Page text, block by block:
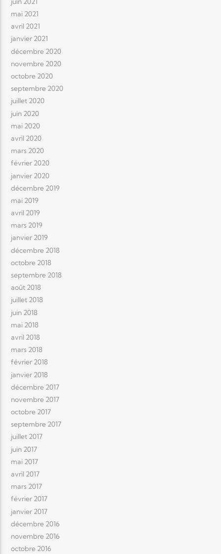
mai 2021
avril 2021
janvier 2021
décembre 2020
novembre 2020
octobre 2020
septembre 2020
juillet 2020
juin 2020
mai 2020
avril 2020
mars 2020
février 2020
janvier 2020
décembre 2019
mai 2019
avril 2019
mars 2019
janvier 2019
décembre 2018
octobre 2018
septembre 2018
août 2018
juillet 2018
juin 2018
mai 2018
avril 2018
mars 2018
février 2018
janvier 2018
décembre 2017
novembre 2017
octobre 2017
septembre 2017
juillet 2017
juin 2017
mai 2017
avril 2017
mars 2017
février 2017
janvier 2017
décembre 2016
novembre 2016
octobre 2016